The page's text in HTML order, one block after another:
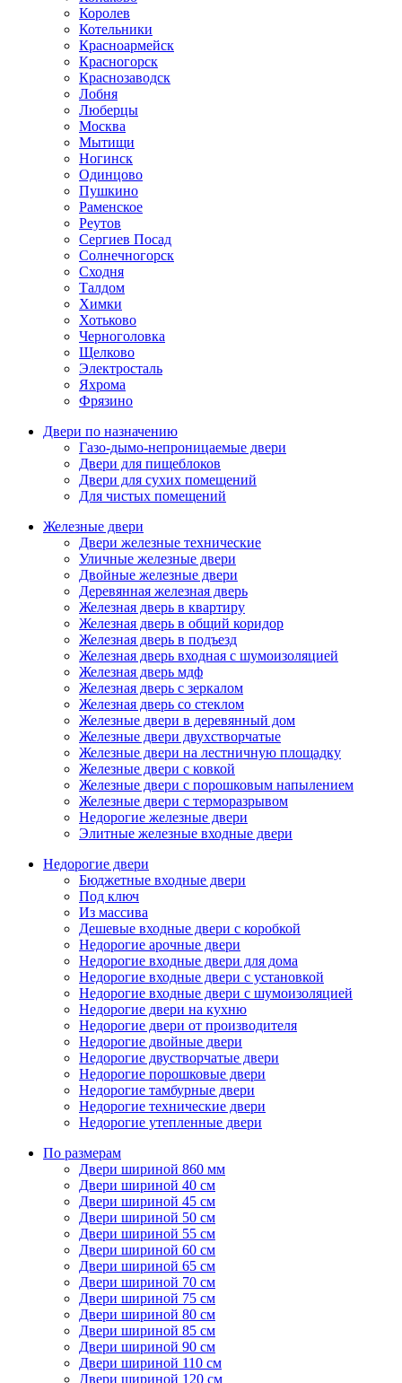
Королев
Котельники
Красноармейск
Красногорск
Краснозаводск
Лобня
Люберцы
Москва
Мытищи
Ногинск
Одинцово
Пушкино
Раменское
Реутов
Сергиев Посад
Солнечногорск
Сходня
Талдом
Химки
Хотьково
Черноголовка
Щелково
Электросталь
Яхрома
Фрязино
Двери по назначению
Газо-дымо-непроницаемые двери
Двери для пищеблоков
Двери для сухих помещений
Для чистых помещений
Железные двери
Двери железные технические
Уличные железные двери
Двойные железные двери
Деревянная железная дверь
Железная дверь в квартиру
Железная дверь в общий коридор
Железная дверь в подъезд
Железная дверь входная с шумоизоляцией
Железная дверь мдф
Железная дверь с зеркалом
Железная дверь со стеклом
Железные двери в деревянный дом
Железные двери двухстворчатые
Железные двери на лестничную площадку
Железные двери с ковкой
Железные двери с порошковым напылением
Железные двери с терморазрывом
Недорогие железные двери
Элитные железные входные двери
Недорогие двери
Бюджетные входные двери
Под ключ
Из массива
Дешевые входные двери с коробкой
Недорогие арочные двери
Недорогие входные двери для дома
Недорогие входные двери с установкой
Недорогие входные двери с шумоизоляцией
Недорогие двери на кухню
Недорогие двери от производителя
Недорогие двойные двери
Недорогие двустворчатые двери
Недорогие порошковые двери
Недорогие тамбурные двери
Недорогие технические двери
Недорогие утепленные двери
По размерам
Двери шириной 860 мм
Двери шириной 40 см
Двери шириной 45 см
Двери шириной 50 см
Двери шириной 55 см
Двери шириной 60 см
Двери шириной 65 см
Двери шириной 70 см
Двери шириной 75 см
Двери шириной 80 см
Двери шириной 85 см
Двери шириной 90 см
Двери шириной 110 см
Двери шириной 120 см